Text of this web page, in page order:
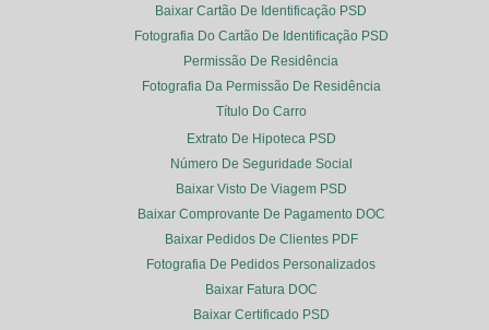
Baixar Cartão De Identificação PSD
Fotografia Do Cartão De Identificação PSD
Permissão De Residência
Fotografia Da Permissão De Residência
Título Do Carro
Extrato De Hipoteca PSD
Número De Seguridade Social
Baixar Visto De Viagem PSD
Baixar Comprovante De Pagamento DOC
Baixar Pedidos De Clientes PDF
Fotografia De Pedidos Personalizados
Baixar Fatura DOC
Baixar Certificado PSD